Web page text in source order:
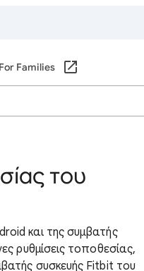
Families
του
και της συμβατής
ρυθμίσεις τοποθεσίας,
συσκευής Fitbit του